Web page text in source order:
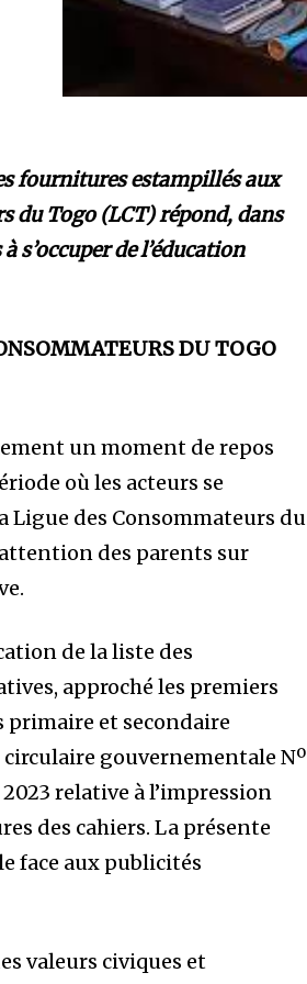
fournitures estampillés aux
du Togo (LCT) répond, dans
s’occuper de l’éducation
DU TOGO
un moment de repos
où les acteurs se
Ligue des Consommateurs du
des parents sur
de la liste des
approché les premiers
primaire et secondaire
gouvernementale Nº
relative à l’impression
des cahiers. La présente
face aux publicités
valeurs civiques et